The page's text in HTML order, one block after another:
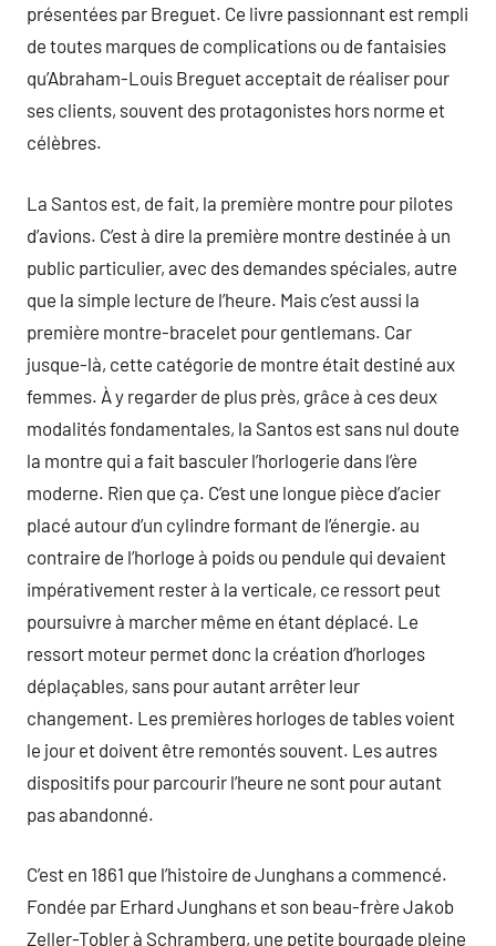
présentées par Breguet. Ce livre passionnant est rempli
de toutes marques de complications ou de fantaisies
qu’Abraham-Louis Breguet acceptait de réaliser pour
ses clients, souvent des protagonistes hors norme et
célèbres.
La Santos est, de fait, la première montre pour pilotes
d’avions. C’est à dire la première montre destinée à un
public particulier, avec des demandes spéciales, autre
que la simple lecture de l’heure. Mais c’est aussi la
première montre-bracelet pour gentlemans. Car
jusque-là, cette catégorie de montre était destiné aux
femmes. À y regarder de plus près, grâce à ces deux
modalités fondamentales, la Santos est sans nul doute
la montre qui a fait basculer l’horlogerie dans l’ère
moderne. Rien que ça. C’est une longue pièce d’acier
placé autour d’un cylindre formant de l’énergie. au
contraire de l’horloge à poids ou pendule qui devaient
impérativement rester à la verticale, ce ressort peut
poursuivre à marcher même en étant déplacé. Le
ressort moteur permet donc la création d’horloges
déplaçables, sans pour autant arrêter leur
changement. Les premières horloges de tables voient
le jour et doivent être remontés souvent. Les autres
dispositifs pour parcourir l’heure ne sont pour autant
pas abandonné.
C’est en 1861 que l’histoire de Junghans a commencé.
Fondée par Erhard Junghans et son beau-frère Jakob
Zeller-Tobler à Schramberg, une petite bourgade pleine